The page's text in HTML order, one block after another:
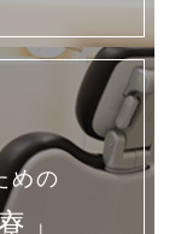
めの